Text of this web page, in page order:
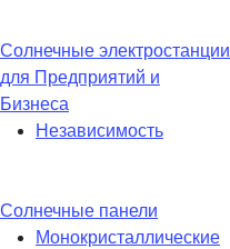
Солнечные электростанции
для Предприятий и
Бизнеса
Независимость
Солнечные панели
Монокристаллические